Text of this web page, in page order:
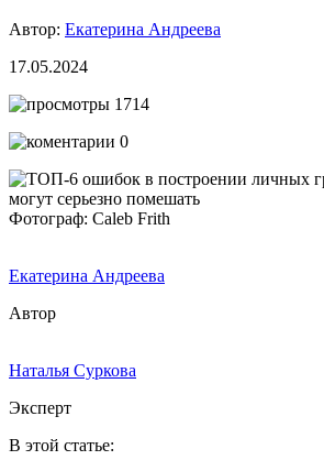
Автор: Екатерина Андреева
17.05.2024
1714
0
Фотограф: Caleb Frith
Екатерина Андреева
Автор
Наталья Суркова
Эксперт
В этой статье: